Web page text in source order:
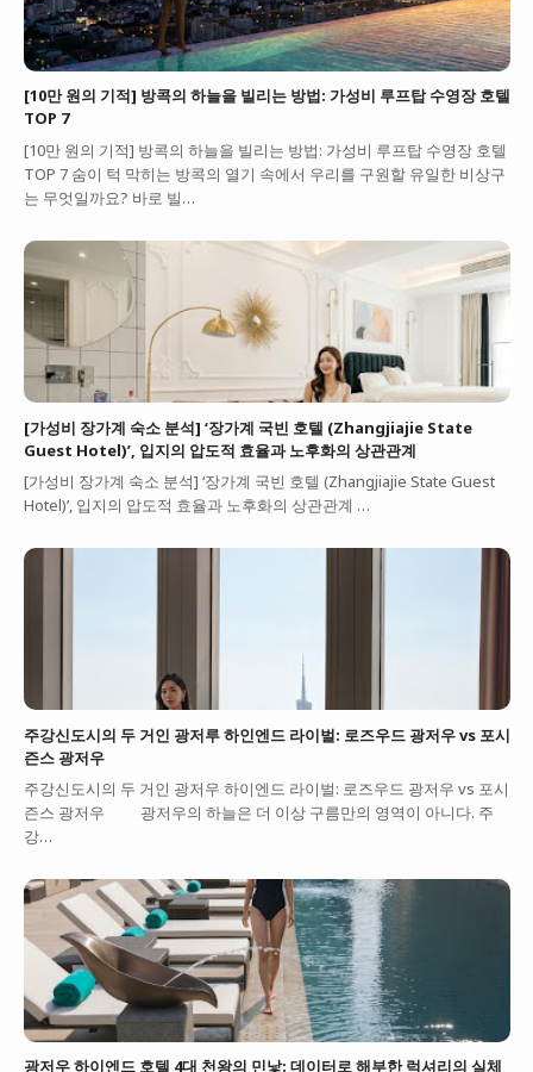
[10만 원의 기적] 방콕의 하늘을 빌리는 방법: 가성비 루프탑 수영장 호텔
TOP 7
[10만 원의 기적] 방콕의 하늘을 빌리는 방법: 가성비 루프탑 수영장 호텔
TOP 7 숨이 턱 막히는 방콕의 열기 속에서 우리를 구원할 유일한 비상구
는 무엇일까요? 바로 빌…
[가성비 장가계 숙소 분석] ‘장가계 국빈 호텔 (Zhangjiajie State
Guest Hotel)’, 입지의 압도적 효율과 노후화의 상관관계
[가성비 장가계 숙소 분석] ‘장가계 국빈 호텔 (Zhangjiajie State Guest
Hotel)’, 입지의 압도적 효율과 노후화의 상관관계 …
주강신도시의 두 거인 광저루 하인엔드 라이벌: 로즈우드 광저우 vs 포시
즌스 광저우
주강신도시의 두 거인 광저우 하이엔드 라이벌: 로즈우드 광저우 vs 포시
즌스 광저우 광저우의 하늘은 더 이상 구름만의 영역이 아니다. 주
강…
광저우 하이엔드 호텔 4대 천왕의 민낯: 데이터로 해부한 럭셔리의 실체